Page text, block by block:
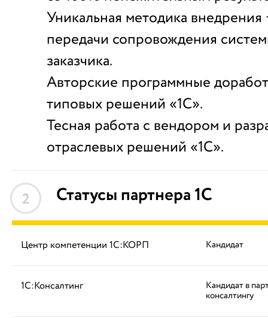
Уникальная методика
передачи сопровождения
заказчика.
Авторские программные
типовых решений «1С».
Тесная работа с вендором и
отраслевых решений «1С».
2 Статусы партнера 1С
Центр компетенции 1С:КОРП Кандидат
1С:Консалтинг Кандидат в
консалтингу